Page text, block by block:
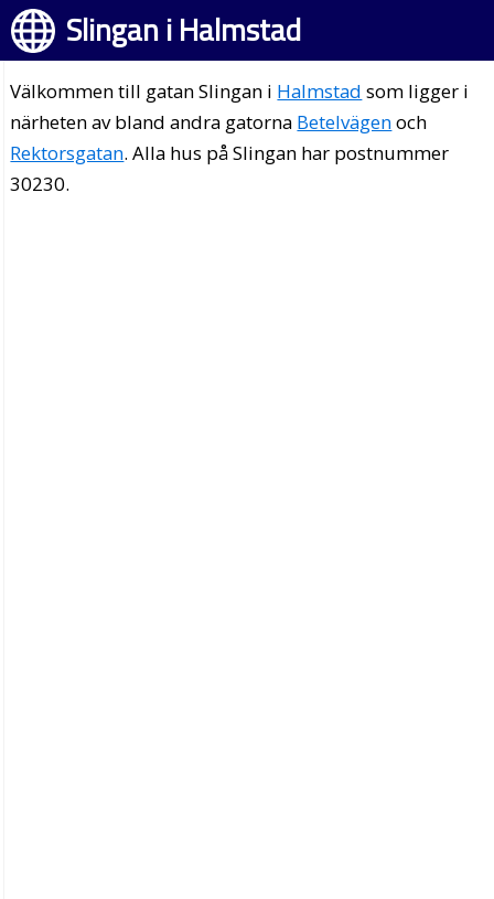
Slingan i Halmstad
Välkommen till gatan Slingan i Halmstad som ligger i
närheten av bland andra gatorna Betelvägenoch
Rektorsgatan. Alla hus på Slingan har postnummer
30230.